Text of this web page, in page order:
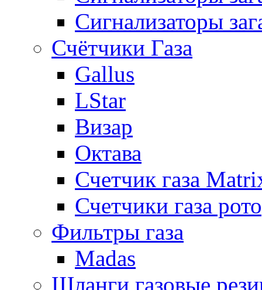
Сигнализаторы
Счётчики Газа
Gallus
LStar
Визар
Октава
Счетчик газа
Счетчики газа
Фильтры газа
Madas
Шланги газовые